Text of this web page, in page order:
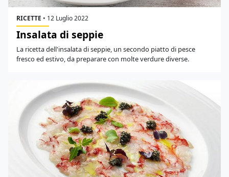
RICETTE • 12 Luglio 2022
Insalata di seppie
La ricetta dell'insalata di seppie, un secondo piatto di pesce
fresco ed estivo, da preparare con molte verdure diverse.